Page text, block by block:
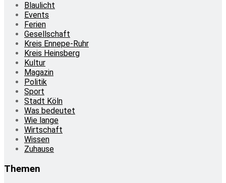
Blaulicht
Events
Ferien
Gesellschaft
Kreis Ennepe-Ruhr
Kreis Heinsberg
Kultur
Magazin
Politik
Sport
Stadt Köln
Was bedeutet
Wie lange
Wirtschaft
Wissen
Zuhause
Themen